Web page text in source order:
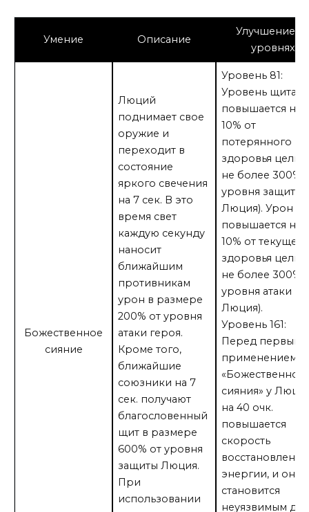
Умение Описание
Улучшение
уровнях
Божественное
сияние
Люций
поднимает свое
оружие и
переходит в
состояние
яркого свечения
на 7 сек. В это
время свет
каждую секунду
наносит
ближайшим
противникам
урон в размере
200% от уровня
атаки героя.
Кроме того,
ближайшие
союзники на 7
сек. получают
благословенный
щит в размере
600% от уровня
защиты Люция.
При
использовании
Уровень 81:
Уровень щита
повышается на
10% от
потерянного
здоровья цели
не более 300%
уровня защиты
Люция). Урон
повышается на
10% от текущего
здоровья цели
не более 300%
уровня атаки
Люция).
Уровень 161:
Перед первым
применением
сияния» у
на 40 очк.
повышается
скорость
восстановления
энергии, и он
становится
неуязвимым для